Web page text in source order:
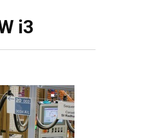
i3